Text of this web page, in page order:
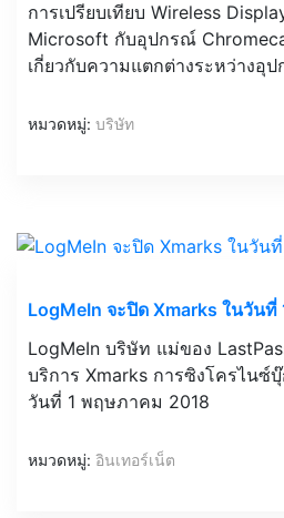
การเปรียบเทียบ Wireless
Microsoft กับอุปกรณ์
เกี่ยวกับความแตกต่างระหว่างอุ
หมวดหมู่: บริษัท
LogMeIn จะปิด Xmarks ในวัน
LogMeIn บริษัท แม่ของ
บริการ Xmarks การซิงโครไนซ์
วันที่ 1 พฤษภาคม 2018
หมวดหมู่: อินเทอร์เน็ต